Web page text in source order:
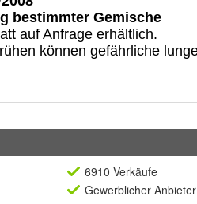
6910 Verkäufe
Gewerblicher Anbieter